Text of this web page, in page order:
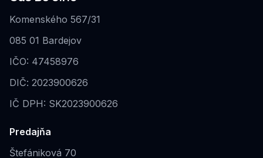
Komenského 567/31
085 01 Bardejov
IČO: 47458976
DIČ: 2023900626
IČ DPH: SK2023900626
Predajňa
Štefániková 70